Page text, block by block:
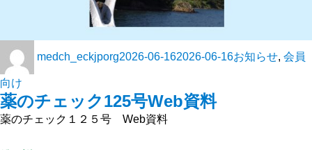
medch_eckjporg2026-06-162026-06-16お知らせ, 会員
向け
薬のチェック125号Web資料
薬のチェック１２５号 Web資料